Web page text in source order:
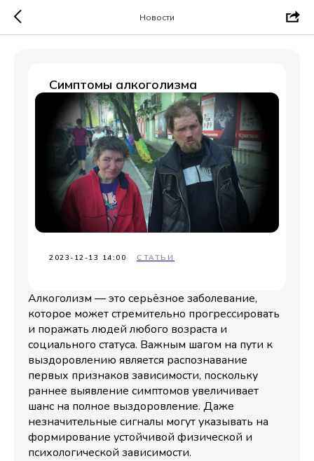
Новости
Симптомы алкоголизма
2023-12-13 14:00 СТАТЬИ
Алкоголизм — это серьёзное заболевание,
которое может стремительно прогрессировать
и поражать людей любого возраста и
социального статуса. Важным шагом на пути к
выздоровлению является распознавание
первых признаков зависимости, поскольку
раннее выявление симптомов увеличивает
шанс на полное выздоровление. Даже
незначительные сигналы могут указывать на
формирование устойчивой физической и
психологической зависимости.